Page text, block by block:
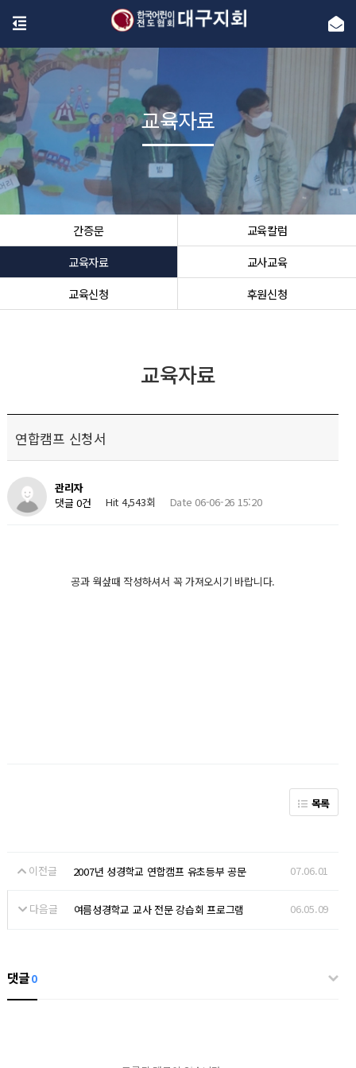
간증문
교육칼럼
교육자료
교사교육
교육신청
후원신청
교육자료
교육자료
연합캠프 신청서
관리자
댓글 0건
Hit 4,543회 Date 06-06-26 15:20
공과 웍샆때 작성하셔서 꼭 가져오시기 바랍니다.
목록
이전글 2007년 성경학교 연합캠프 유초등부 공문 07.06.01
다음글 여름성경학교 교사 전문 강습회 프로그램 06.05.09
댓글0